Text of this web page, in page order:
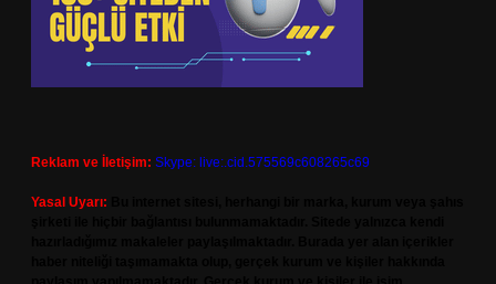
Reklam ve İletişim: Skype: live:.cid.575569c608265c69
Yasal Uyarı: